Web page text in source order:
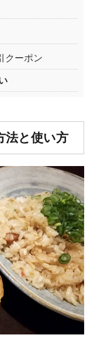
クーポン
法と使い方